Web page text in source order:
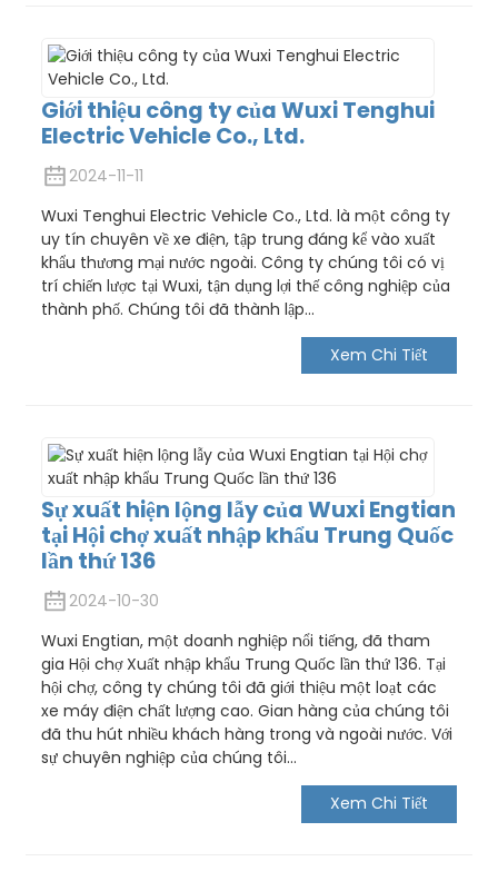
Giới thiệu công ty của Wuxi Tenghui
Electric Vehicle Co., Ltd.
2024-11-11
Wuxi Tenghui Electric Vehicle Co., Ltd. là một công ty
uy tín chuyên về xe điện, tập trung đáng kể vào xuất
khẩu thương mại nước ngoài. Công ty chúng tôi có vị
trí chiến lược tại Wuxi, tận dụng lợi thế công nghiệp của
thành phố. Chúng tôi đã thành lập...
Xem Chi Tiết
Sự xuất hiện lộng lẫy của Wuxi Engtian
tại Hội chợ xuất nhập khẩu Trung Quốc
lần thứ 136
2024-10-30
Wuxi Engtian, một doanh nghiệp nổi tiếng, đã tham
gia Hội chợ Xuất nhập khẩu Trung Quốc lần thứ 136. Tại
hội chợ, công ty chúng tôi đã giới thiệu một loạt các
xe máy điện chất lượng cao. Gian hàng của chúng tôi
đã thu hút nhiều khách hàng trong và ngoài nước. Với
sự chuyên nghiệp của chúng tôi...
Xem Chi Tiết